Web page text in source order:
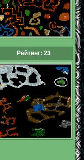
Рейтинг: 23